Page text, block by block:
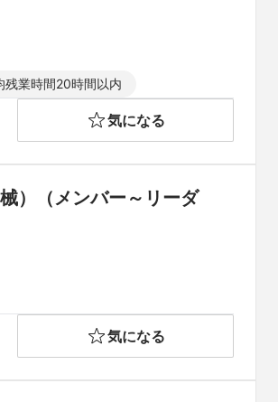
残業時間20時間以内
気になる
）（メンバー～リーダ
気になる